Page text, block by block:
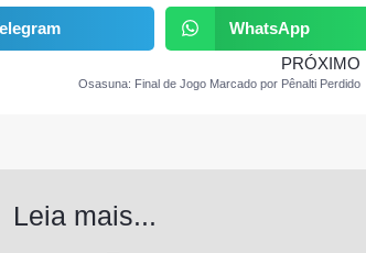
WhatsApp
PRÓXIMO
Osasuna: Final de Jogo Marcado por Pênalti Perdido
Leia mais...